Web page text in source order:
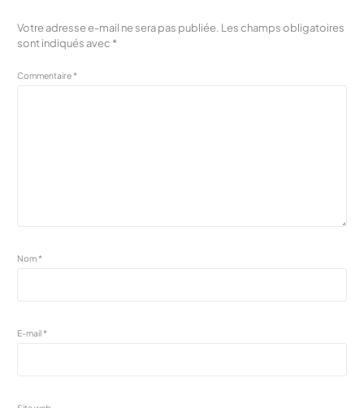
Votre adresse e-mail ne sera pas publiée. Les champs obligatoires
sont indiqués avec *
Commentaire*
Nom*
E-mail*